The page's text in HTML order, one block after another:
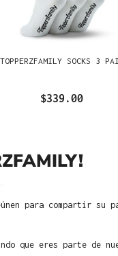
TOPPERZFAMILY SOCKS 3
$339.00
para compartir su
que eres parte de